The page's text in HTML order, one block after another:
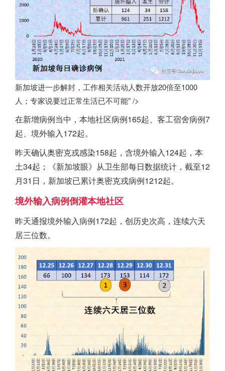
新加坡进一步解封，工作相关活动人数开放20倍至1000
人；专家说要过正常生活已不可能” />
在新增病例当中，本地社区病例165起、客工宿舍病例7
起、境外输入172起。
昨天确认奥密克戎感染158起，含境外输入124起，本
土34起；《新加坡眼》从卫生部每日数据统计，截至12
月31日， 新加坡已累计奥密克戎病例1212起。
境外输入病例倒灌本地社区
昨天通报境外输入病例172起，创历史次高，连续六天
居三位数。